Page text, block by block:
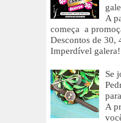
A
começa a
Descontos de 30,
Imperdível
Se
A